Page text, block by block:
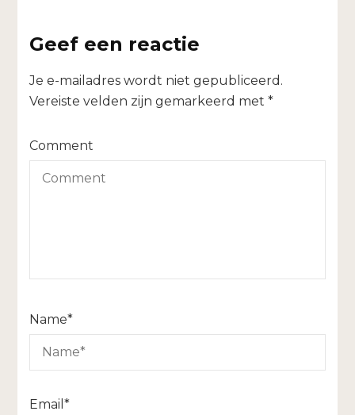
Geef een reactie
Je e-mailadres wordt niet gepubliceerd.
Vereiste velden zijn gemarkeerd met*
Comment
Name*
Email*